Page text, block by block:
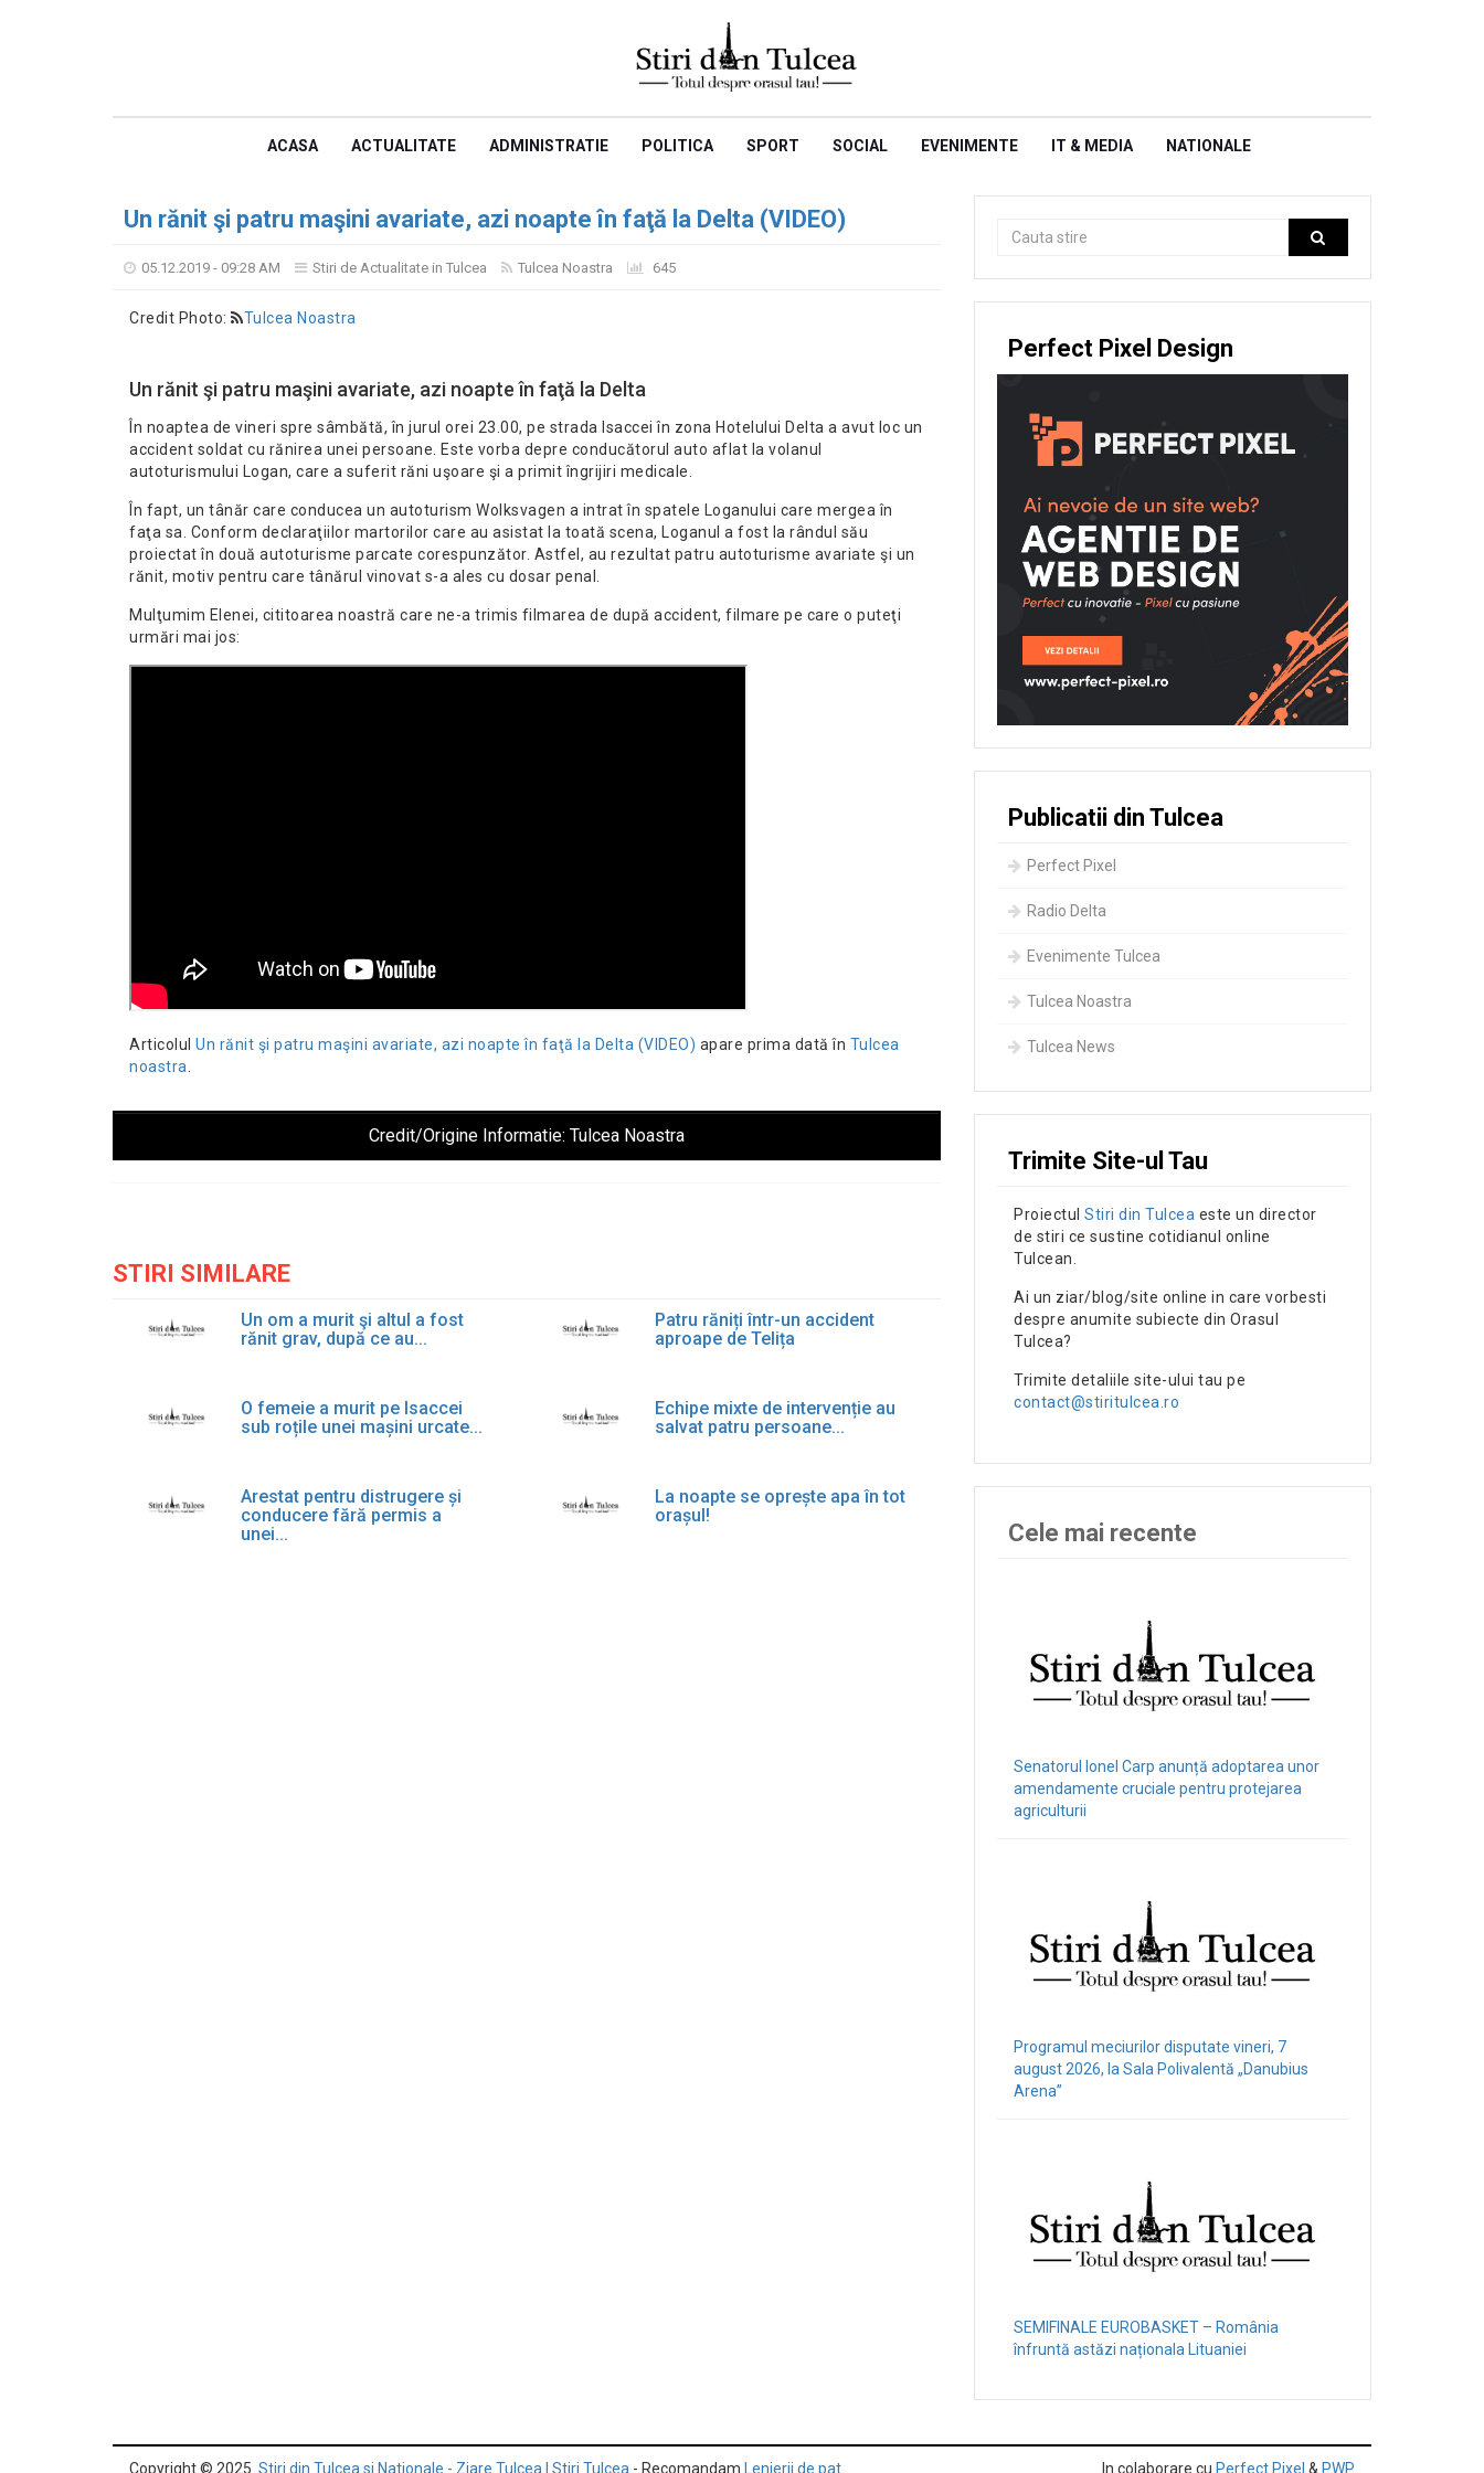
ACASA ACTUALITATE ADMINISTRATIE POLITICA SPORT SOCIAL EVENIMENTE IT & MEDIA NATIONALE
Un rănit şi patru maşini avariate, azi noapte în faţă la Delta (VIDEO)
05.12.2019 - 09:28 AM Stiri de Actualitate in Tulcea Tulcea Noastra 645
Credit Photo: Tulcea Noastra
Un rănit şi patru maşini avariate, azi noapte în faţă la Delta
În noaptea de vineri spre sâmbătă, în jurul orei 23.00, pe strada Isaccei în zona Hotelului Delta a avut loc un
accident soldat cu rănirea unei persoane. Este vorba depre conducătorul auto aflat la volanul
autoturismului Logan, care a suferit răni uşoare şi a primit îngrijiri medicale.
În fapt, un tânăr care conducea un autoturism Wolksvagen a intrat în spatele Loganului care mergea în
faţa sa. Conform declaraţiilor martorilor care au asistat la toată scena, Loganul a fost la rândul său
proiectat în două autoturisme parcate corespunzător. Astfel, au rezultat patru autoturisme avariate şi un
rănit, motiv pentru care tânărul vinovat s-a ales cu dosar penal.
Mulţumim Elenei, cititoarea noastră care ne-a trimis filmarea de după accident, filmare pe care o puteţi
urmări mai jos:
Articolul Un rănit şi patru maşini avariate, azi noapte în faţă la Delta (VIDEO) apare prima dată în Tulcea
noastra
Credit/Origine Informatie: Tulcea Noastra
STIRI SIMILARE
Un om a murit şi altul a fost
rănit grav, după ce au...
Patru răniți într-un accident
aproape de Telița
O femeie a murit pe Isaccei
sub roțile unei mașini urcate...
Echipe mixte de intervenție au
salvat patru persoane...
Arestat pentru distrugere și
conducere fără permis a
unei...
La noapte se oprește apa în tot
orașul!
Perfect Pixel Design
Publicatii din Tulcea
Perfect Pixel
Radio Delta
Evenimente Tulcea
Tulcea Noastra
Tulcea News
Trimite Site-ul Tau
Proiectul Stiri din Tulcea este un director
de stiri ce sustine cotidianul online
Tulcean.
Ai un ziar/blog/site online in care vorbesti
despre anumite subiecte din Orasul
Tulcea?
Trimite detaliile site-ului tau pe
contact@stiritulcea.ro
Cele mai recente
Senatorul Ionel Carp anunță adoptarea unor
amendamente cruciale pentru protejarea
agriculturii
Programul meciurilor disputate vineri, 7
august 2026, la Sala Polivalentă „Danubius
Arena”
SEMIFINALE EUROBASKET – România
înfruntă astăzi naționala Lituaniei
Copyright © 2025. Stiri din Tulcea si Nationale - Ziare Tulcea | Stiri Tulcea - Recomandam Lenjerii de pat In colaborare cu Perfect Pixel & PWP